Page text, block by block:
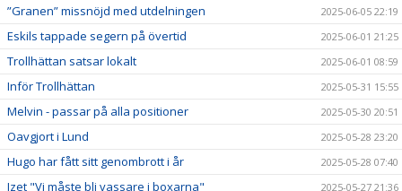
”Granen” missnöjd med utdelningen 2025-06-05 22:19
Eskils tappade segern på övertid 2025-06-01 21:25
Trollhättan satsar lokalt 2025-06-01 08:59
Inför Trollhättan 2025-05-31 15:55
Melvin - passar på alla positioner 2025-05-30 20:51
Oavgjort i Lund 2025-05-28 23:20
Hugo har fått sitt genombrott i år 2025-05-28 07:40
Izet "Vi måste bli vassare i boxarna" 2025-05-27 21:36